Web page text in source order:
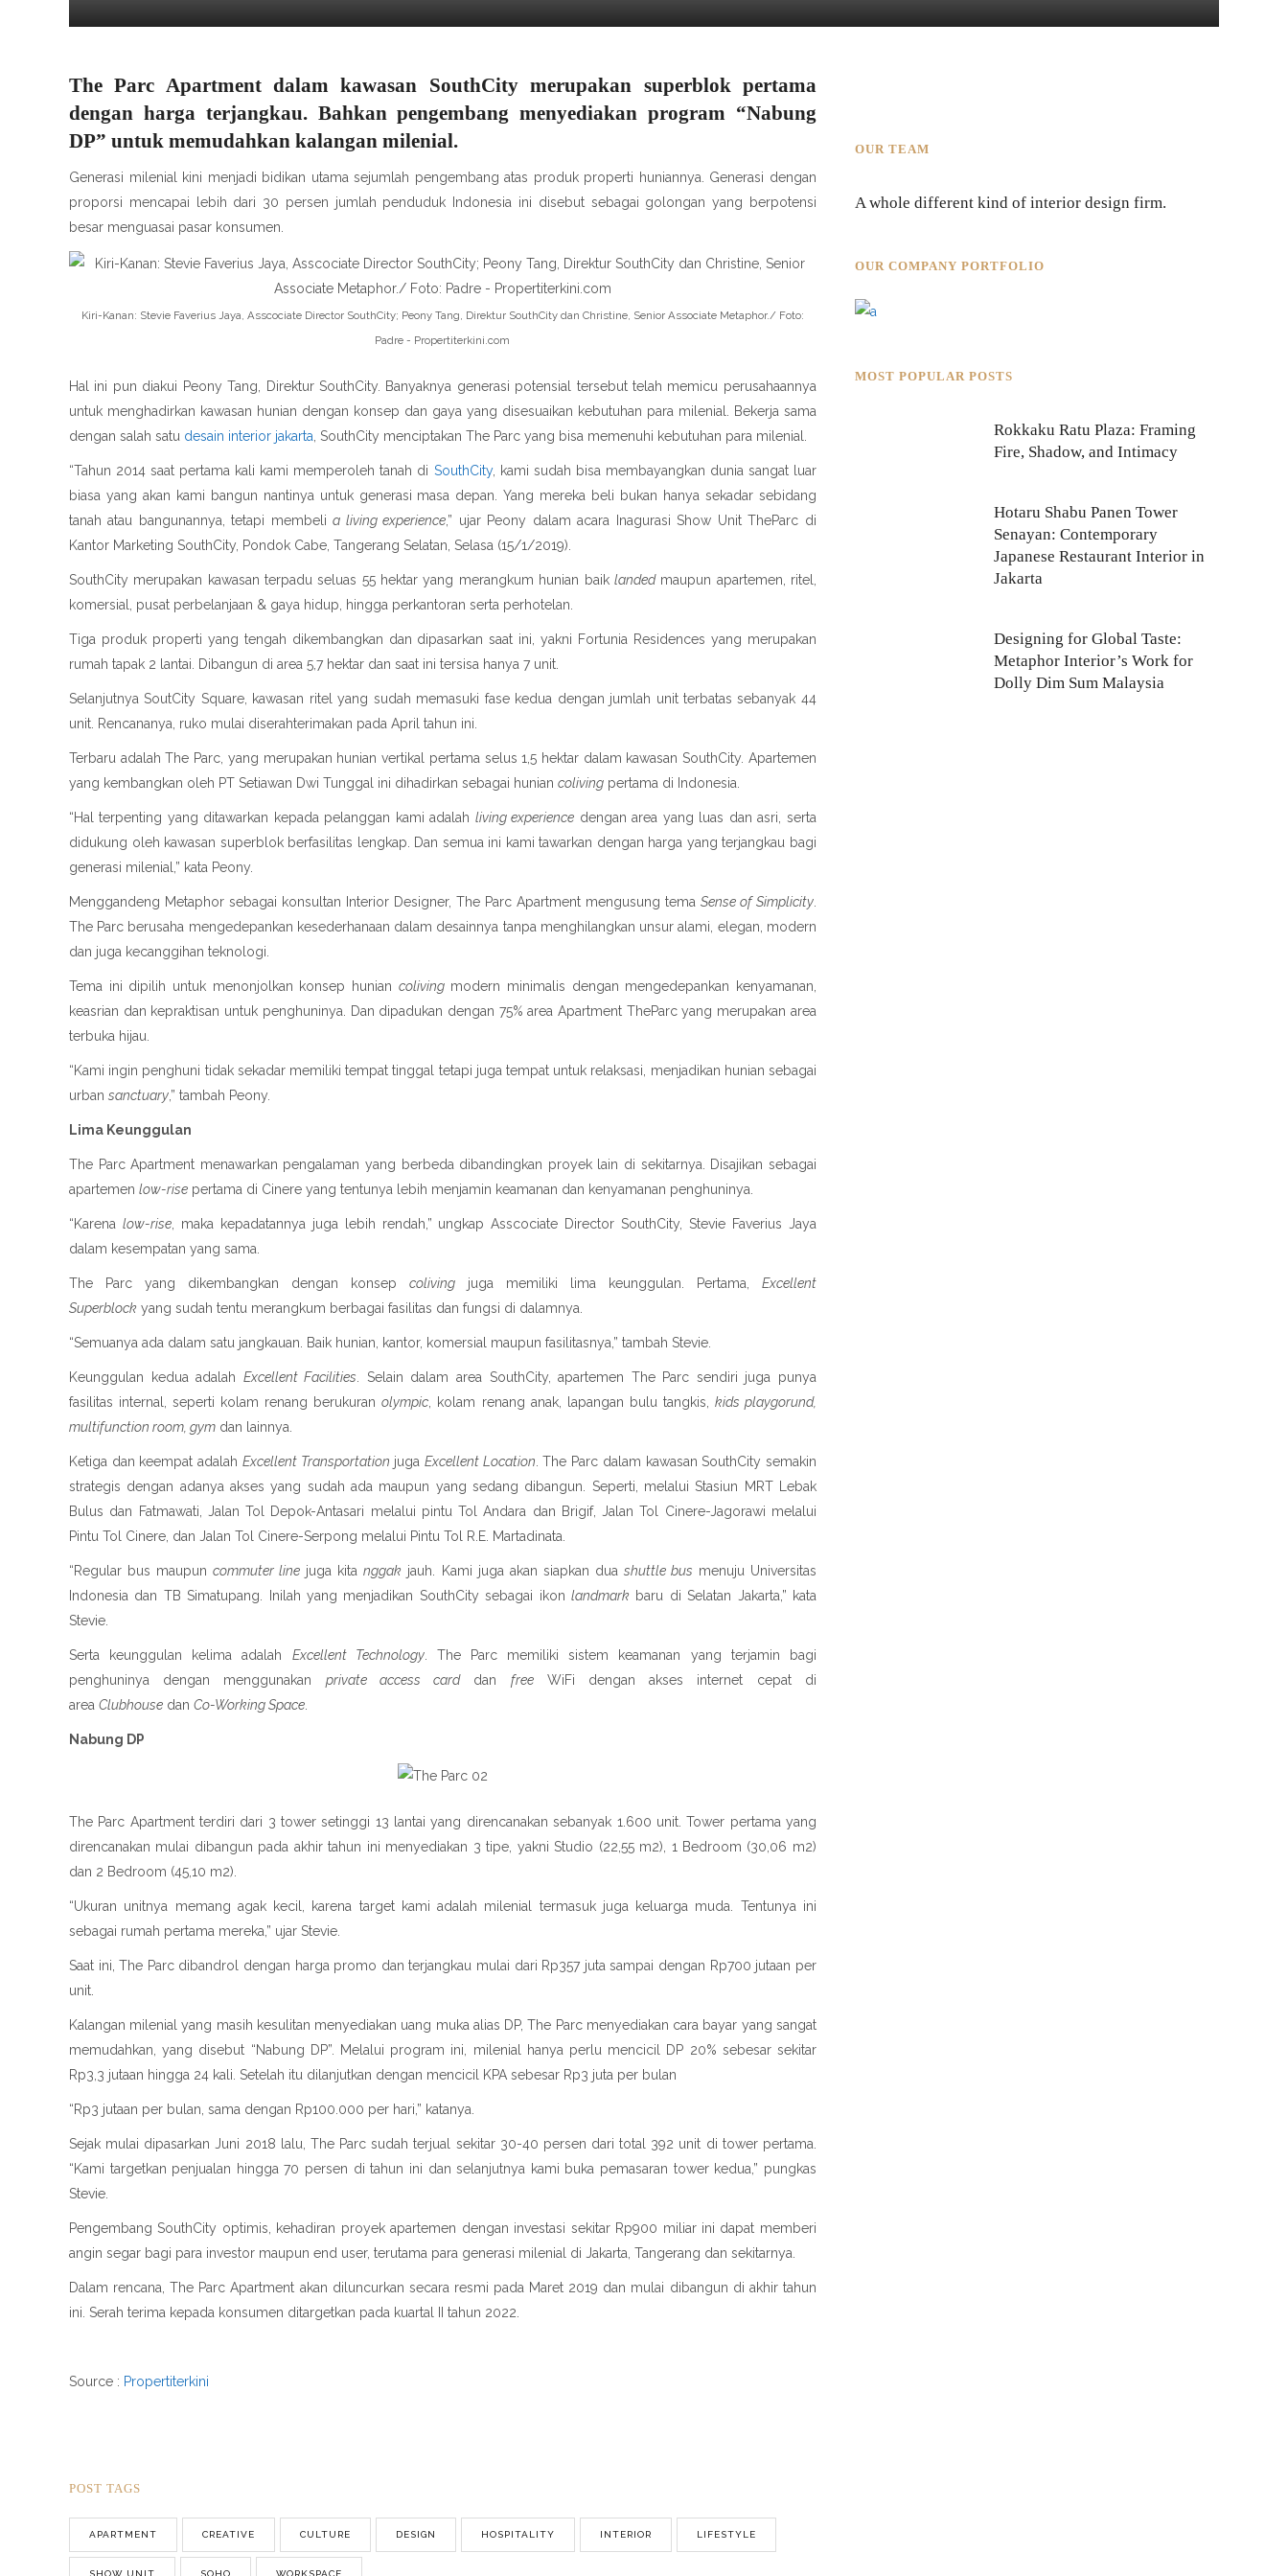
The Parc Apartment dalam kawasan SouthCity merupakan superblok pertama
dengan harga terjangkau. Bahkan pengembang menyediakan program “Nabung
DP” untuk memudahkan kalangan milenial.
Generasi milenial kini menjadi bidikan utama sejumlah pengembang atas produk properti huniannya. Generasi dengan
proporsi mencapai lebih dari 30 persen jumlah penduduk Indonesia ini disebut sebagai golongan yang berpotensi
besar menguasai pasar konsumen.
Kiri-Kanan: Stevie Faverius Jaya, Asscociate Director SouthCity; Peony Tang, Direktur SouthCity dan Christine, Senior Associate Metaphor./ Foto:
Padre - Propertiterkini.com
Hal ini pun diakui Peony Tang, Direktur SouthCity. Banyaknya generasi potensial tersebut telah memicu perusahaannya
untuk menghadirkan kawasan hunian dengan konsep dan gaya yang disesuaikan kebutuhan para milenial. Bekerja sama
dengan salah satu desain interior jakarta, SouthCity menciptakan The Parc yang bisa memenuhi kebutuhan para milenial.
“Tahun 2014 saat pertama kali kami memperoleh tanah di SouthCity, kami sudah bisa membayangkan dunia sangat luar
biasa yang akan kami bangun nantinya untuk generasi masa depan. Yang mereka beli bukan hanya sekadar sebidang
tanah atau bangunannya, tetapi membelia living experience,” ujar Peony dalam acara Inagurasi Show Unit TheParc di
Kantor Marketing SouthCity, Pondok Cabe, Tangerang Selatan, Selasa (15/1/2019).
SouthCity merupakan kawasan terpadu seluas 55 hektar yang merangkum hunian baik landedmaupun apartemen, ritel,
komersial, pusat perbelanjaan & gaya hidup, hingga perkantoran serta perhotelan.
Tiga produk properti yang tengah dikembangkan dan dipasarkan saat ini, yakni Fortunia Residences yang merupakan
rumah tapak 2 lantai. Dibangun di area 5,7 hektar dan saat ini tersisa hanya 7 unit.
Selanjutnya SoutCity Square, kawasan ritel yang sudah memasuki fase kedua dengan jumlah unit terbatas sebanyak 44
unit. Rencananya, ruko mulai diserahterimakan pada April tahun ini.
Terbaru adalah The Parc, yang merupakan hunian vertikal pertama selus 1,5 hektar dalam kawasan SouthCity. Apartemen
yang kembangkan oleh PT Setiawan Dwi Tunggal ini dihadirkan sebagai hunian coliving pertama di Indonesia.
“Hal terpenting yang ditawarkan kepada pelanggan kami adalah living experience dengan area yang luas dan asri, serta
didukung oleh kawasan superblok berfasilitas lengkap. Dan semua ini kami tawarkan dengan harga yang terjangkau bagi
generasi milenial,” kata Peony.
Menggandeng Metaphor sebagai konsultan Interior Designer, The Parc Apartment mengusung tema Sense of Simplicity.
The Parc berusaha mengedepankan kesederhanaan dalam desainnya tanpa menghilangkan unsur alami, elegan, modern
dan juga kecanggihan teknologi.
Tema ini dipilih untuk menonjolkan konsep hunian colivingmodern minimalis dengan mengedepankan kenyamanan,
keasrian dan kepraktisan untuk penghuninya. Dan dipadukan dengan 75% area Apartment TheParc yang merupakan area
terbuka hijau.
“Kami ingin penghuni tidak sekadar memiliki tempat tinggal tetapi juga tempat untuk relaksasi, menjadikan hunian sebagai
urban sanctuary,” tambah Peony.
Lima Keunggulan
The Parc Apartment menawarkan pengalaman yang berbeda dibandingkan proyek lain di sekitarnya. Disajikan sebagai
apartemen low-rise pertama di Cinere yang tentunya lebih menjamin keamanan dan kenyamanan penghuninya.
“Karena low-rise, maka kepadatannya juga lebih rendah,” ungkap Asscociate Director SouthCity, Stevie Faverius Jaya
dalam kesempatan yang sama.
The Parc yang dikembangkan dengan konsep colivingjuga memiliki lima keunggulan. Pertama, Excellent
Superblock yang sudah tentu merangkum berbagai fasilitas dan fungsi di dalamnya.
“Semuanya ada dalam satu jangkauan. Baik hunian, kantor, komersial maupun fasilitasnya,” tambah Stevie.
Keunggulan kedua adalah Excellent Facilities. Selain dalam area SouthCity, apartemen The Parc sendiri juga punya
fasilitas internal, seperti kolam renang berukuranolympic, kolam renang anak, lapangan bulu tangkis, kids playgorund,
multifunction room, gym dan lainnya.
Ketiga dan keempat adalah Excellent Transportation juga Excellent Location. The Parc dalam kawasan SouthCity semakin
strategis dengan adanya akses yang sudah ada maupun yang sedang dibangun. Seperti, melalui Stasiun MRT Lebak
Bulus dan Fatmawati, Jalan Tol Depok-Antasari melalui pintu Tol Andara dan Brigif, Jalan Tol Cinere-Jagorawi melalui
Pintu Tol Cinere, dan Jalan Tol Cinere-Serpong melalui Pintu Tol R.E. Martadinata.
“Regular bus maupuncommuter line juga kitanggak jauh. Kami juga akan siapkan dua shuttle bus menuju Universitas
Indonesia dan TB Simatupang. Inilah yang menjadikan SouthCity sebagai ikon landmark baru di Selatan Jakarta,” kata
Stevie.
Serta keunggulan kelima adalah Excellent Technology. The Parc memiliki sistem keamanan yang terjamin bagi
penghuninya dengan menggunakan private access carddan freeWiFi dengan akses internet cepat di
area Clubhouse dan Co-Working Space.
Nabung DP
The Parc Apartment terdiri dari 3 tower setinggi 13 lantai yang direncanakan sebanyak 1.600 unit. Tower pertama yang
direncanakan mulai dibangun pada akhir tahun ini menyediakan 3 tipe, yakni Studio (22,55 m2), 1 Bedroom (30,06 m2)
dan 2 Bedroom (45,10 m2).
“Ukuran unitnya memang agak kecil, karena target kami adalah milenial termasuk juga keluarga muda. Tentunya ini
sebagai rumah pertama mereka,” ujar Stevie.
Saat ini, The Parc dibandrol dengan harga promo dan terjangkau mulai dari Rp357 juta sampai dengan Rp700 jutaan per
unit.
Kalangan milenial yang masih kesulitan menyediakan uang muka alias DP, The Parc menyediakan cara bayar yang sangat
memudahkan, yang disebut “Nabung DP”. Melalui program ini, milenial hanya perlu mencicil DP 20% sebesar sekitar
Rp3,3 jutaan hingga 24 kali. Setelah itu dilanjutkan dengan mencicil KPA sebesar Rp3 juta per bulan
“Rp3 jutaan per bulan, sama dengan Rp100.000 per hari,” katanya.
Sejak mulai dipasarkan Juni 2018 lalu, The Parc sudah terjual sekitar 30-40 persen dari total 392 unit di tower pertama.
“Kami targetkan penjualan hingga 70 persen di tahun ini dan selanjutnya kami buka pemasaran tower kedua,” pungkas
Stevie.
Pengembang SouthCity optimis, kehadiran proyek apartemen dengan investasi sekitar Rp900 miliar ini dapat memberi
angin segar bagi para investor maupun end user, terutama para generasi milenial di Jakarta, Tangerang dan sekitarnya.
Dalam rencana, The Parc Apartment akan diluncurkan secara resmi pada Maret 2019 dan mulai dibangun di akhir tahun
ini. Serah terima kepada konsumen ditargetkan pada kuartal II tahun 2022.
Source : Propertiterkini
POST TAGS
APARTMENT CREATIVE CULTURE DESIGN HOSPITALITY INTERIOR LIFESTYLE
SHOW UNIT SOHO WORKSPACE
OUR TEAM
A whole different kind of interior design firm.
OUR COMPANY PORTFOLIO
MOST POPULAR POSTS
Rokkaku Ratu Plaza: Framing
Fire, Shadow, and Intimacy
Hotaru Shabu Panen Tower
Senayan: Contemporary
Japanese Restaurant Interior in
Jakarta
Designing for Global Taste:
Metaphor Interior’s Work for
Dolly Dim Sum Malaysia